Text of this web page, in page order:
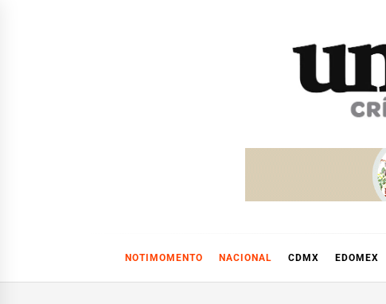
NOTIMOMENTO NACIONAL CDMX EDOMEX